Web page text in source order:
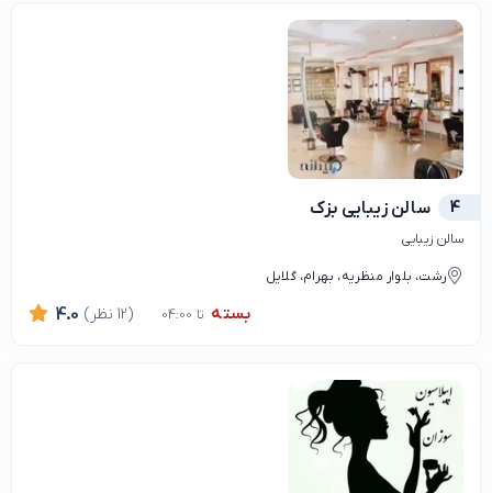
4 سالن زیبایی بزک
سالن زیبایی
رشت، بلوار منظریه، بهرام، گلایل
بسته تا 04:00 4.0 (12 نظر)